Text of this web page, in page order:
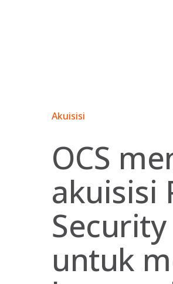
Akuisisi
OCS
akuisisi
untuk